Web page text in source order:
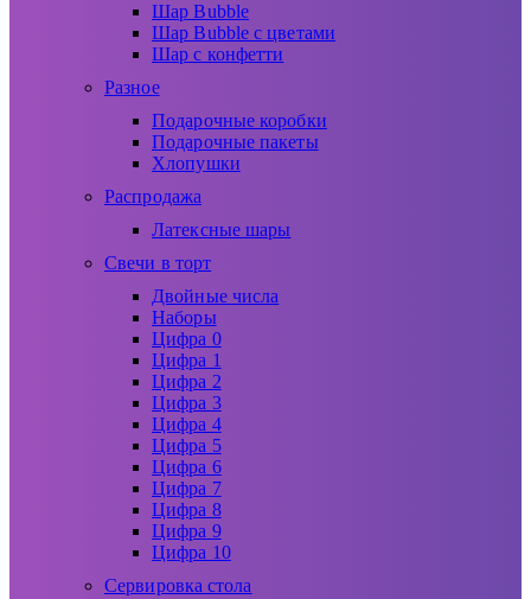
Шар Bubble
Шар Bubble с цветами
Шар с конфетти
Разное
Подарочные коробки
Подарочные пакеты
Хлопушки
Распродажа
Латексные шары
Свечи в торт
Двойные числа
Наборы
Цифра 0
Цифра 1
Цифра 2
Цифра 3
Цифра 4
Цифра 5
Цифра 6
Цифра 7
Цифра 8
Цифра 9
Цифра 10
Сервировка стола